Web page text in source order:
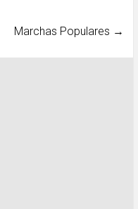
Marchas Populares →